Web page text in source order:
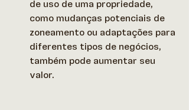
de uso de uma propriedade,
como mudanças potenciais de
zoneamento ou adaptações para
diferentes tipos de negócios,
também pode aumentar seu
valor.